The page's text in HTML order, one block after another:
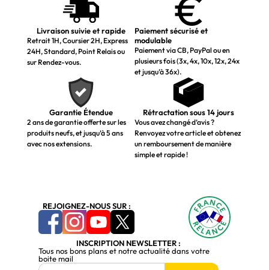
Livraison suivie et rapide
Retrait 1H, Coursier 2H, Express
24H, Standard, Point Relais ou
sur Rendez-vous.
Paiement sécurisé et
modulable
Paiement via CB, PayPal ou en
plusieurs fois (3x, 4x, 10x, 12x, 24x
et jusqu’à 36x).
Garantie Étendue
2 ans de garantie offerte sur les
produits neufs, et jusqu’à 5 ans
avec nos extensions.
Rétractation sous 14 jours
Vous avez changé d’avis ?
Renvoyez votre article et obtenez
un remboursement de manière
simple et rapide !
REJOIGNEZ-NOUS SUR :
INSCRIPTION NEWSLETTER :
Tous nos bons plans et notre actualité dans votre
boite mail